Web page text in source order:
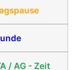
/ AG - Zeit